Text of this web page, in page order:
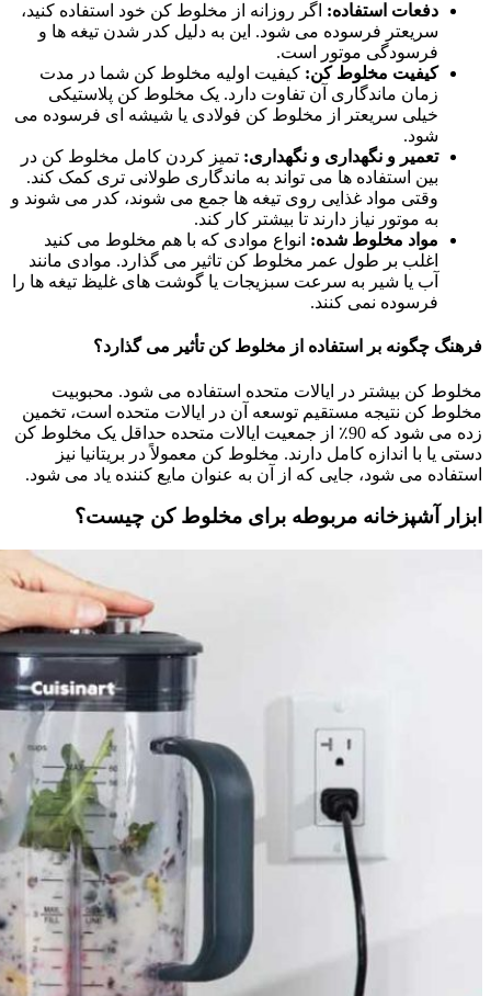
دفعات استفاده: اگر روزانه از مخلوط کن خود استفاده کنید،
سریعتر فرسوده می شود. این به دلیل کدر شدن تیغه ها و
فرسودگی موتور است.
کیفیت مخلوط کن: کیفیت اولیه مخلوط کن شما در مدت
زمان ماندگاری آن تفاوت دارد. یک مخلوط کن پلاستیکی
خیلی سریعتر از مخلوط کن فولادی یا شیشه ای فرسوده می
شود.
تعمیر و نگهداری و نگهداری: تمیز کردن کامل مخلوط کن در
بین استفاده ها می تواند به ماندگاری طولانی تری کمک کند.
وقتی مواد غذایی روی تیغه ها جمع می شوند، کدر می شوند و
به موتور نیاز دارند تا بیشتر کار کند.
مواد مخلوط شده: انواع موادی که با هم مخلوط می کنید
اغلب بر طول عمر مخلوط کن تاثیر می گذارد. موادی مانند
آب یا شیر به سرعت سبزیجات یا گوشت های غلیظ تیغه ها را
فرسوده نمی کنند.
فرهنگ چگونه بر استفاده از مخلوط کن تأثیر می گذارد؟
مخلوط کن بیشتر در ایالات متحده استفاده می شود. محبوبیت
مخلوط کن نتیجه مستقیم توسعه آن در ایالات متحده است، تخمین
زده می شود که 90٪ از جمعیت ایالات متحده حداقل یک مخلوط کن
دستی یا با اندازه کامل دارند. مخلوط کن معمولاً در بریتانیا نیز
استفاده می شود، جایی که از آن به عنوان مایع کننده یاد می شود.
ابزار آشپزخانه مربوطه برای مخلوط کن چیست؟